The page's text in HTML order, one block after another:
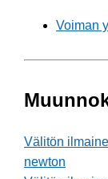
Voiman
Välitön
newton